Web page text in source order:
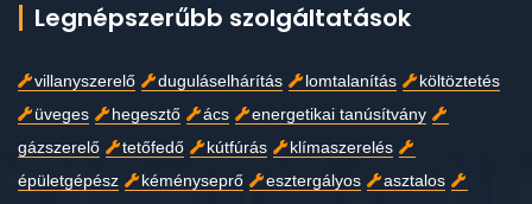
Legnépszerűbb szolgáltatások
villanyszerelő duguláselhárítás lomtalanítás
költöztetés
üveges
hegesztő ács
energetikai tanúsítvány
gázszerelő
tetőfedő kútfúrás
klímaszerelés
épületgépész
kéményseprő esztergályos
asztalos